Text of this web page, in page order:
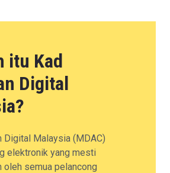
itu Kad
Digital
Digital Malaysia (MDAC)
elektronik yang mesti
oleh semua pelancong